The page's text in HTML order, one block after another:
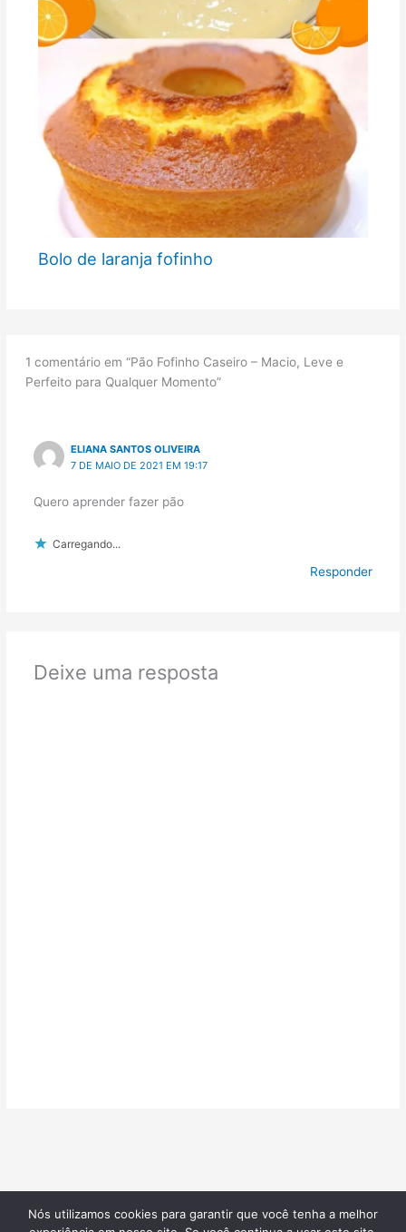
Bolo de laranja fofinho
1 comentário em “Pão Fofinho Caseiro – Macio, Leve e
Perfeito para Qualquer Momento”
ELIANA SANTOS OLIVEIRA
7 DE MAIO DE 2021 EM 19:17
Quero aprender fazer pão
Carregando...
Responder
Deixe uma resposta
Confeitarias de Sucesso | Todos os direitos reservados |
Nós utilizamos cookies para garantir que você tenha a melhor